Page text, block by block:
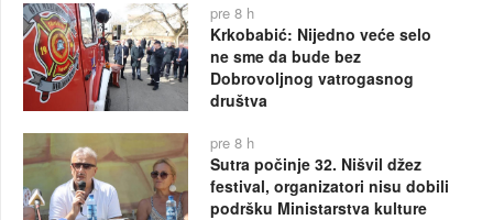
pre 8 h
Krkobabić: Nijedno veće selo
ne sme da bude bez
Dobrovoljnog vatrogasnog
društva
pre 8 h
Sutra počinje 32. Nišvil džez
festival, organizatori nisu dobili
podršku Ministarstva kulture